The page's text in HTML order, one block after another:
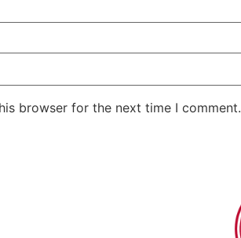
browser for the next time I comment.